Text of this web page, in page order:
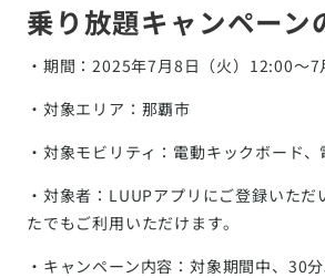
乗り放題キャンペーン
・期間：2025年7月8日（火）12:00〜
・対象エリア：那覇市
・対象モビリティ：電動キックボード
・対象者：LUUPアプリにご登録いただ
たでもご利用いただけます。
・キャンペーン内容：対象期間中、30